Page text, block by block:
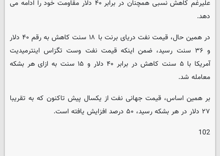
علیرغم کاهش نسبی همچنان در برابر ۴۰ دلار مقاومت خود را ادامه می
دهد.
در همین حال، قیمت نفت دریای برنت با ۱۸ سنت کاهش به رقم ۴۰ دلار
و ۳۶ سنت رسید، ضمن اینکه قیمت نفت وست تگزاس اینترمیدیت
آمریکا با ۵ سنت کاهش در برابر ۴۰ دلار و ۱۵ سنت به ازای هر بشکه
معامله شد.
بر همین اساس، قیمت جهانی نفت از یکسال پیش تاکنون که به تقریبا
۲۷ دلار در هر بشکه رسید، ۵۰ درصد افزایش یافته است.
102